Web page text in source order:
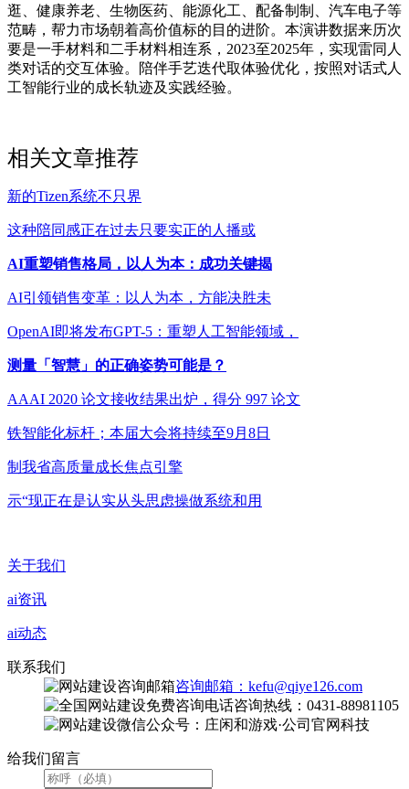
逛、健康养老、生物医药、能源化工、配备制制、汽车电子等
范畴，帮力市场朝着高价值标的目的进阶。本演讲数据来历次
要是一手材料和二手材料相连系，2023至2025年，实现雷同人
类对话的交互体验。陪伴手艺迭代取体验优化，按照对话式人
工智能行业的成长轨迹及实践经验。
相关文章推荐
新的Tizen系统不只界
这种陪同感正在过去只要实正的人播或
AI重塑销售格局，以人为本：成功关键揭
AI引领销售变革：以人为本，方能决胜未
OpenAI即将发布GPT-5：重塑人工智能领域，
测量「智慧」的正确姿势可能是？
AAAI 2020 论文接收结果出炉，得分 997 论文
铁智能化标杆；本届大会将持续至9月8日
制我省高质量成长焦点引擎
示“现正在是认实从头思虑操做系统和用
关于我们
ai资讯
ai动态
联系我们
咨询邮箱：kefu@qiye126.com
咨询热线：0431-88981105
微信公众号：庄闲和游戏·公司官网科技
给我们留言